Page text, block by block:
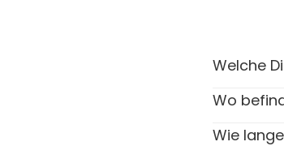
Welche
Wo
Wie